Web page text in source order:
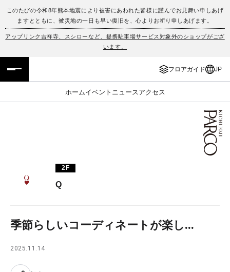
このたびの令和8年熊本地震により被害にあわれた皆様に謹んでお見舞い申しあげ
ますとともに、被災地の一日も早い復旧を、心よりお祈り申しあげます。
アップリンク吉祥寺、スシローなど、提携駐車場サービス対象外のショップがござ
います。
フロアガイド JP
ホームイベント ニュース アクセス
フロアガイド
イベント・ポップアップ
ニュース
PARCOメンバーズ
ENGLISH
簡体字
한국어
2F
Q
季節らしいコーディネートが楽し...
2025.11.14